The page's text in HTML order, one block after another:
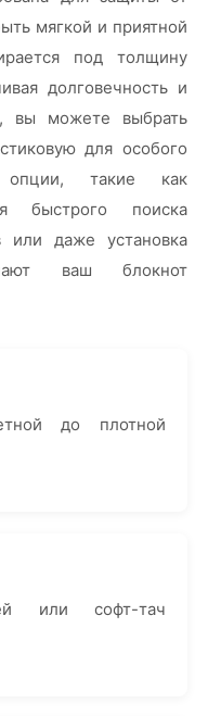
мягкой и приятной
под толщину
долговечность и
вы можете выбрать
для особого
опции, такие как
быстрого поиска
или даже установка
ваш блокнот
до плотной
или софт-тач